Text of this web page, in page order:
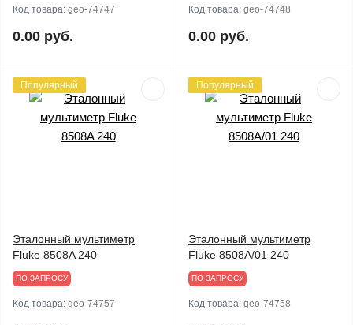
Код товара: geo-74747
0.00 руб.
Код товара: geo-74748
0.00 руб.
Популярный
Эталонный мультиметр
Fluke 8508A 240
ПО ЗАПРОСУ
Код товара: geo-74757
Популярный
Эталонный мультиметр
Fluke 8508A/01 240
ПО ЗАПРОСУ
Код товара: geo-74758